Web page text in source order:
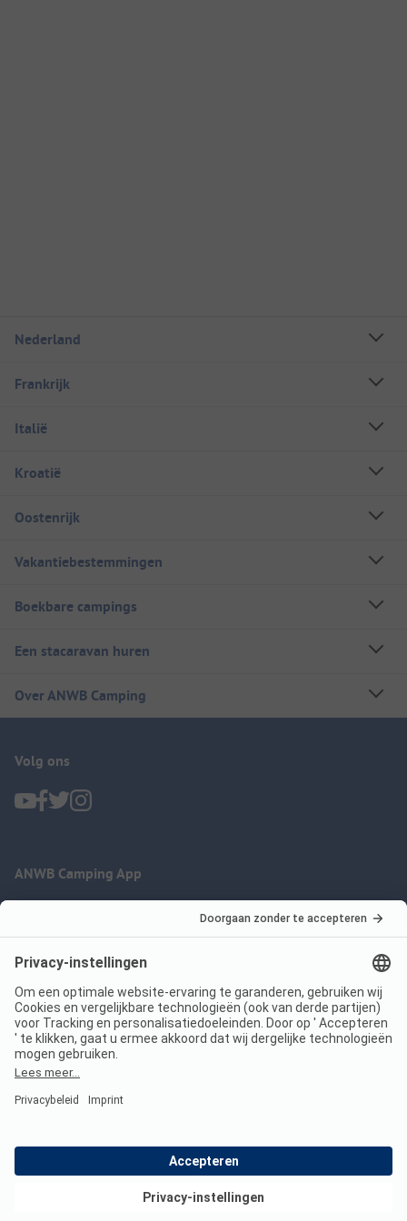
Nederland
Frankrijk
Italië
Kroatië
Oostenrijk
Vakantiebestemmingen
Boekbare campings
Een stacaravan huren
Over ANWB Camping
Volg ons
ANWB Camping App
Imprint
Jouw privacy
Voorwaarden
Wet digitale diensten